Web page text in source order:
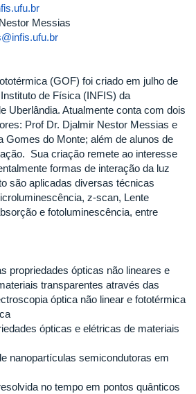
Messias
(GOF) foi criado em julho de
de Física (INFIS) da
Uberlândia. Atualmente conta com dois
Prof Dr. Djalmir Nestor Messias e
Gomes do Monte; além de alunos de
Sua criação remete ao interesse
formas de interação da luz
são aplicadas diversas técnicas
z-scan, Lente
e fotoluminescência, entre
propriedades ópticas não lineares e
transparentes através das
óptica não linear e fototérmica
ópticas e elétricas de materiais
nanopartículas semicondutoras em
no tempo em pontos quânticos